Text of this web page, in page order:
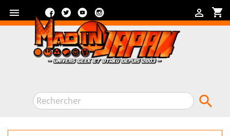
 shopping_cart

FacebookTwitterYouTube
